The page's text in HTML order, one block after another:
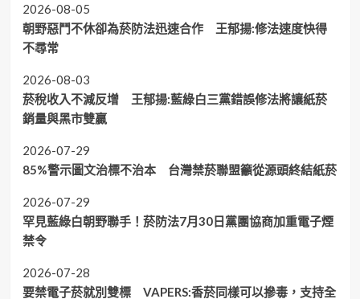
2026-08-05
朝野惡鬥不休卻為菸防法迅速合作 王郁揚:修法速度快得
不尋常
2026-08-03
菸稅收入不減反增 王郁揚:藍綠白三黨錯誤修法將讓紙菸
銷量與黑市雙贏
2026-07-29
85%警示圖文治標不治本 台灣禁菸聯盟籲從源頭終結紙菸
2026-07-29
罕見藍綠白朝野聯手！菸防法7月30日黨團協商加重電子煙
禁令
2026-07-28
要禁電子菸就別雙標 VAPERS:香菸同樣可以摻毒，支持全